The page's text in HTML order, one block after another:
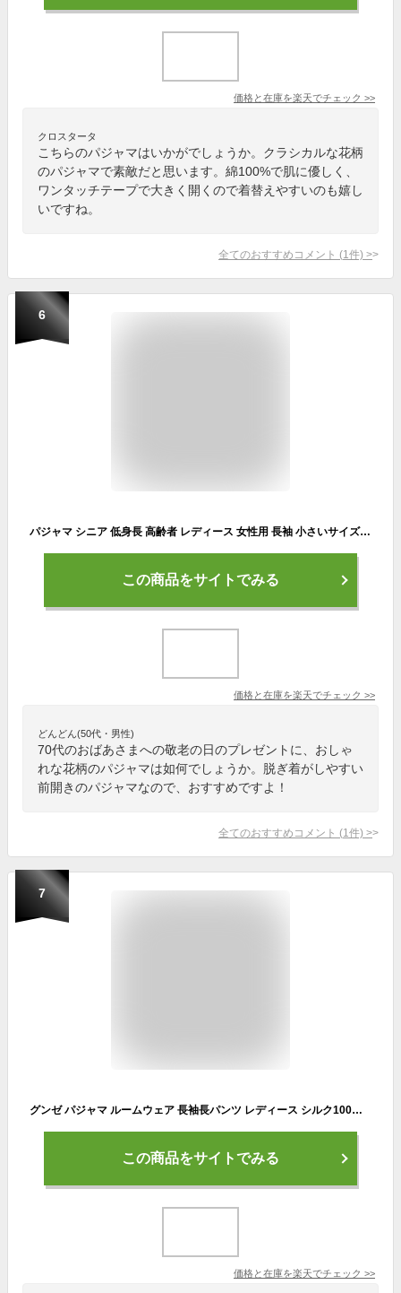
価格と在庫を楽天でチェック >>
クロスタータ
こちらのパジャマはいかがでしょうか。クラシカルな花柄
のパジャマで素敵だと思います。綿100%で肌に優しく、
ワンタッチテープで大きく開くので着替えやすいのも嬉し
いですね。
全てのおすすめコメント (1 件) >
6
パジャマ シニア 低身長 高齢者 レディース 女性用 長袖 小さいサイズ パジャマ 前開き 花柄 上下 背が低い 施設 入院用 春 夏 秋 小柄な私にうれしいパジャマ M L 母 70代 80代 90代 誕生日 ギフト プレゼント ズボン裾 ゴム ポケット付き おしゃれ 母の日
この商品をサイトでみる
価格と在庫を楽天でチェック >>
どんどん(50代・男性)
70代のおばあさまへの敬老の日のプレゼントに、おしゃ
れな花柄のパジャマは如何でしょうか。脱ぎ着がしやすい
前開きのパジャマなので、おすすめですよ！
全てのおすすめコメント (1 件) >
7
グンゼ パジャマ ルームウェア 長袖長パンツ レディース シルク100％ 絹 上品 光沢 吸放湿 カイミンナビ 敏感肌 GUNZE GL4992
この商品をサイトでみる
価格と在庫を楽天でチェック >>